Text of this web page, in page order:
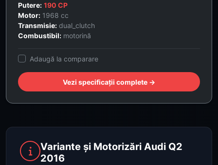
Putere: 190 CP
Motor: 1968 cc
Transmisie: dual_clutch
Combustibil: motorină
Adaugă la comparare
Vezi specificații complete →
Variante și Motorizări Audi Q2
2016